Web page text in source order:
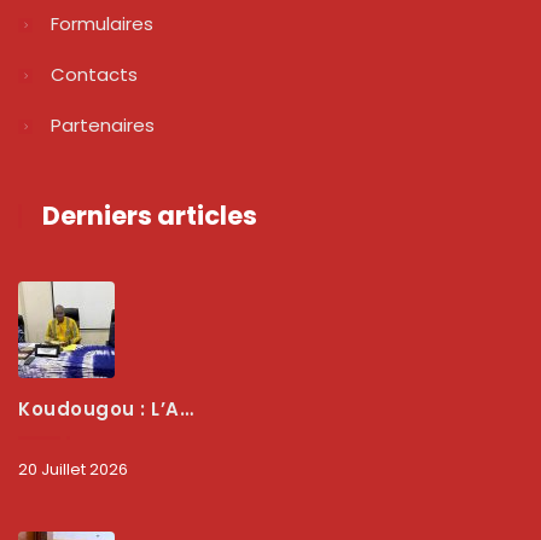
Formulaires
Contacts
Partenaires
Derniers articles
Koudougou : L’ARCEP Renforce Le Dialogue Avec Les Associations De Consommateurs Pour Mieux Protéger Les Usagers
20 Juillet 2026